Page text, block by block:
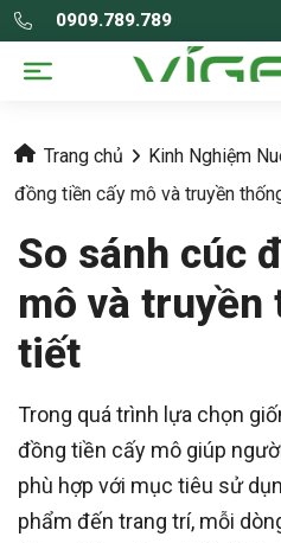
0909.789.789
Trang chủ Kinh Nghiệm
đồng tiền cấy mô và truyền
So sánh cúc
mô và truyền
tiết
Trong quá trình lựa chọn
đồng tiền cấy mô giúp
phù hợp với mục tiêu sử
phẩm đến trang trí, mỗi